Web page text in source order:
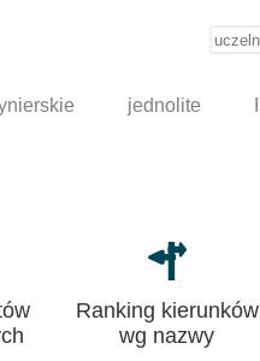
jednolite
Ranking kierunków
wg nazwy